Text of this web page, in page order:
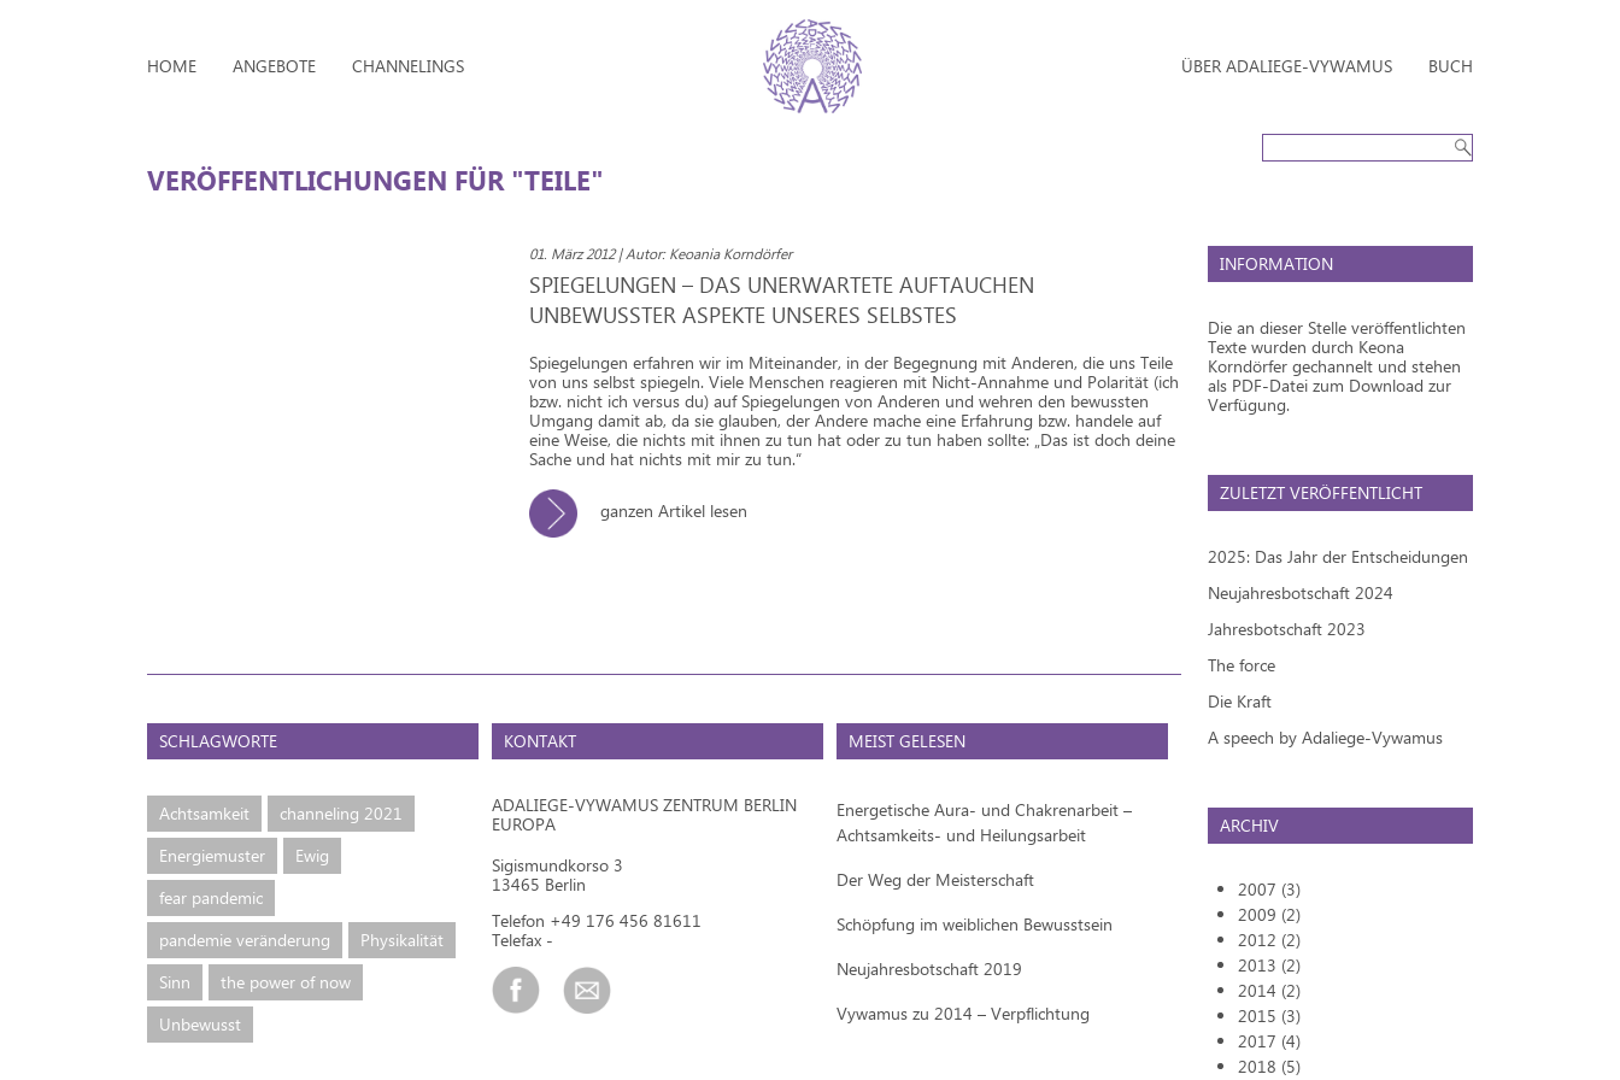
HOME ANGEBOTE CHANNELINGS ÜBER ADALIEGE-VYWAMUS BUCH
VERÖFFENTLICHUNGEN FÜR "TEILE"
01. März 2012 | Autor: Keoania Korndörfer
SPIEGELUNGEN – DAS UNERWARTETE AUFTAUCHEN
UNBEWUSSTER ASPEKTE UNSERES SELBSTES
Spiegelungen erfahren wir im Miteinander, in der Begegnung mit Anderen, die uns Teile
von uns selbst spiegeln. Viele Menschen reagieren mit Nicht-Annahme und Polarität (ich
bzw. nicht ich versus du) auf Spiegelungen von Anderen und wehren den bewussten
Umgang damit ab, da sie glauben, der Andere mache eine Erfahrung bzw. handele auf
eine Weise, die nichts mit ihnen zu tun hat oder zu tun haben sollte: „Das ist doch deine
Sache und hat nichts mit mir zu tun.“
ganzen Artikel lesen
SCHLAGWORTE
Achtsamkeit
channeling 2021
Energiemuster
Ewig
fear pandemic
pandemie veränderung
Physikalität
Sinn
the power of now
Unbewusst
KONTAKT
ADALIEGE-VYWAMUS ZENTRUM BERLIN
EUROPA
Sigismundkorso 3
13465 Berlin
Telefon +49 176 456 81611
Telefax -
MEIST GELESEN
Energetische Aura- und Chakrenarbeit –
Achtsamkeits- und Heilungsarbeit
Der Weg der Meisterschaft
Schöpfung im weiblichen Bewusstsein
Neujahresbotschaft 2019
Vywamus zu 2014 – Verpflichtung
INFORMATION
Die an dieser Stelle veröffentlichten
Texte wurden durch Keona
Korndörfer gechannelt und stehen
als PDF-Datei zum Download zur
Verfügung.
ZULETZT VERÖFFENTLICHT
2025: Das Jahr der Entscheidungen
Neujahresbotschaft 2024
Jahresbotschaft 2023
The force
Die Kraft
A speech by Adaliege-Vywamus
ARCHIV
2007 (3)
2009 (2)
2012 (2)
2013 (2)
2014 (2)
2015 (3)
2017 (4)
2018 (5)